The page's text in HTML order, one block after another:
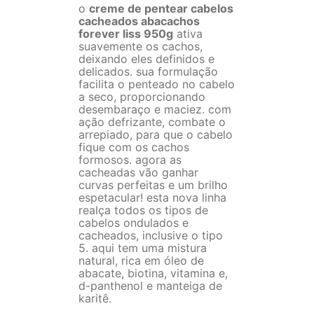
o creme de pentear cabelos
cacheados abacachos
forever liss 950g ativa
suavemente os cachos,
deixando eles definidos e
delicados. sua formulação
facilita o penteado no cabelo
a seco, proporcionando
desembaraço e maciez. com
ação defrizante, combate o
arrepiado, para que o cabelo
fique com os cachos
formosos. agora as
cacheadas vão ganhar
curvas perfeitas e um brilho
espetacular! esta nova linha
realça todos os tipos de
cabelos ondulados e
cacheados, inclusive o tipo
5. aqui tem uma mistura
natural, rica em óleo de
abacate, biotina, vitamina e,
d-panthenol e manteiga de
karitê.